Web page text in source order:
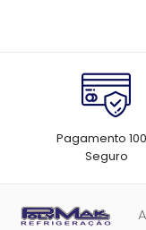
Pagamento
Seguro